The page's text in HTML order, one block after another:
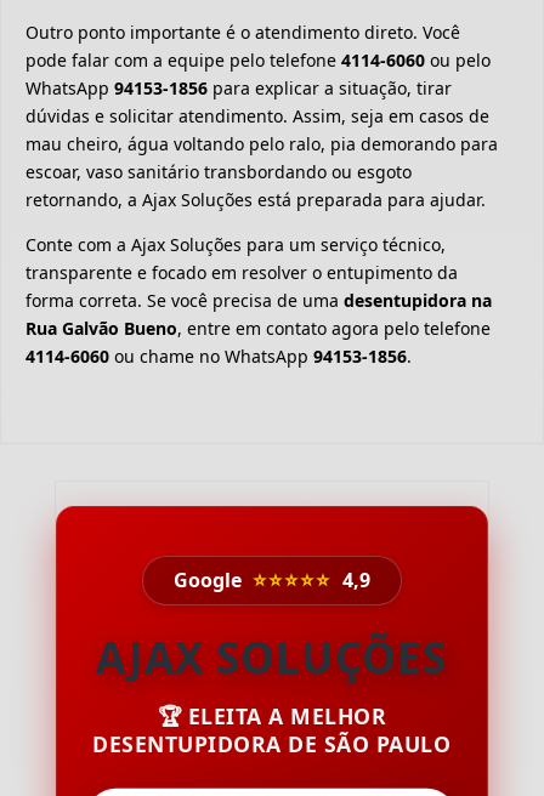
Outro ponto importante é o atendimento direto. Você
pode falar com a equipe pelo telefone 4114-6060 ou pelo
WhatsApp 94153-1856 para explicar a situação, tirar
dúvidas e solicitar atendimento. Assim, seja em casos de
mau cheiro, água voltando pelo ralo, pia demorando para
escoar, vaso sanitário transbordando ou esgoto
retornando, a Ajax Soluções está preparada para ajudar.
Conte com a Ajax Soluções para um serviço técnico,
transparente e focado em resolver o entupimento da
forma correta. Se você precisa de uma desentupidora na
Rua Galvão Bueno, entre em contato agora pelo telefone
4114-6060 ou chame no WhatsApp 94153-1856.
Google ⭐⭐⭐⭐⭐ 4,9
AJAX SOLUÇÕES
🏆 ELEITA A MELHOR
DESENTUPIDORA DE SÃO PAULO